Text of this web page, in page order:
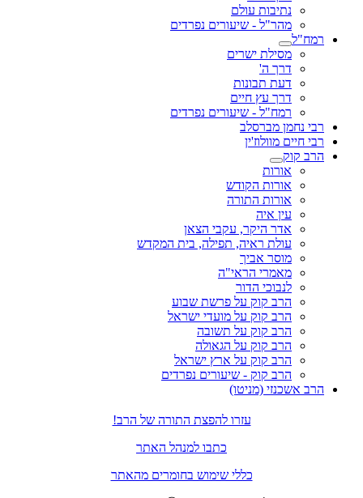
נתיבות עולם
מהר"ל - שיעורים נפרדים
רמח"ל
מסילת ישרים
דרך ה'
דעת תבונות
דרך עץ חיים
רמח"ל - שיעורים נפרדים
רבי נחמן מברסלב
רבי חיים מוולוז'ין
הרב קוק
אורות
אורות הקודש
אורות התורה
עין איה
אדר היקר, עקבי הצאן
עולת ראיה, תפילה, בית המקדש
מוסר אביך
מאמרי הראי"ה
לנבוכי הדור
הרב קוק על פרשת שבוע
הרב קוק על מועדי ישראל
הרב קוק על תשובה
הרב קוק על הגאולה
הרב קוק על ארץ ישראל
הרב קוק - שיעורים נפרדים
הרב אשכנזי (מניטו)
עזרו להפצת התורה של הרב!
כתבו למנהל האתר
כללי שימוש בחומרים מהאתר